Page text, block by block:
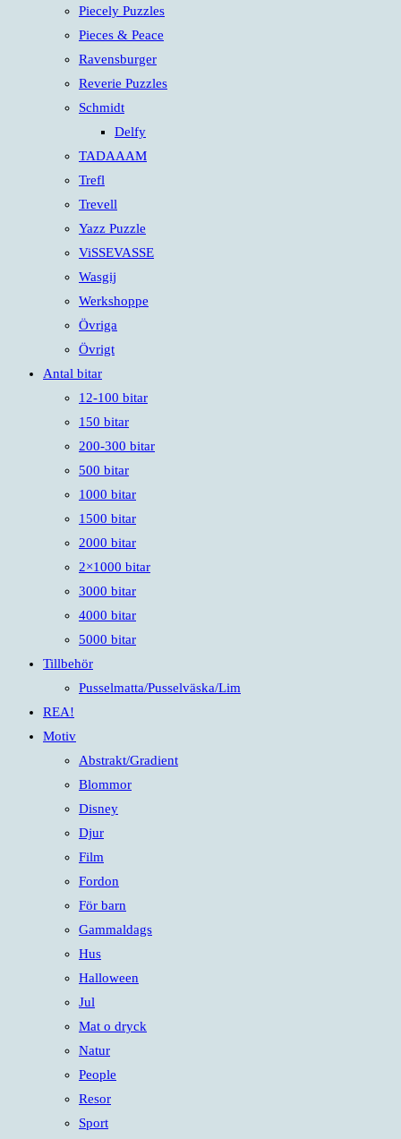
Piecely Puzzles
Pieces & Peace
Ravensburger
Reverie Puzzles
Schmidt
Delfy
TADAAAM
Trefl
Trevell
Yazz Puzzle
ViSSEVASSE
Wasgij
Werkshoppe
Övriga
Övrigt
Antal bitar
12-100 bitar
150 bitar
200-300 bitar
500 bitar
1000 bitar
1500 bitar
2000 bitar
2×1000 bitar
3000 bitar
4000 bitar
5000 bitar
Tillbehör
Pusselmatta/Pusselväska/Lim
REA!
Motiv
Abstrakt/Gradient
Blommor
Disney
Djur
Film
Fordon
För barn
Gammaldags
Hus
Halloween
Jul
Mat o dryck
Natur
People
Resor
Sport